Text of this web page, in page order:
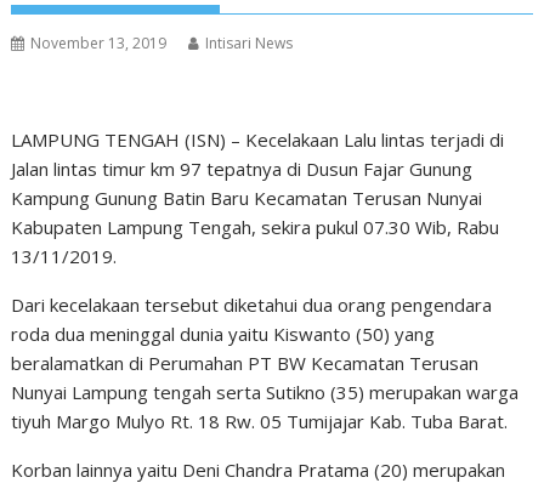
November 13, 2019 Intisari News
LAMPUNG TENGAH (ISN) – Kecelakaan Lalu lintas terjadi di
Jalan lintas timur km 97 tepatnya di Dusun Fajar Gunung
Kampung Gunung Batin Baru Kecamatan Terusan Nunyai
Kabupaten Lampung Tengah, sekira pukul 07.30 Wib, Rabu
13/11/2019.
Dari kecelakaan tersebut diketahui dua orang pengendara
roda dua meninggal dunia yaitu Kiswanto (50) yang
beralamatkan di Perumahan PT BW Kecamatan Terusan
Nunyai Lampung tengah serta Sutikno (35) merupakan warga
tiyuh Margo Mulyo Rt. 18 Rw. 05 Tumijajar Kab. Tuba Barat.
Korban lainnya yaitu Deni Chandra Pratama (20) merupakan